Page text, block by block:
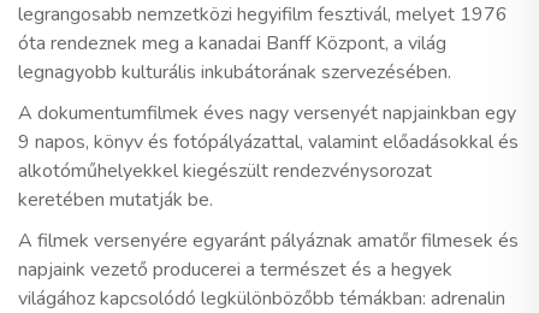
legrangosabb nemzetközi hegyifilm fesztivál, melyet 1976
óta rendeznek meg a kanadai Banff Központ, a világ
legnagyobb kulturális inkubátorának szervezésében.
A dokumentumfilmek éves nagy versenyét napjainkban egy
9 napos, könyv és fotópályázattal, valamint előadásokkal és
alkotóműhelyekkel kiegészült rendezvénysorozat
keretében mutatják be.
A filmek versenyére egyaránt pályáznak amatőr filmesek és
napjaink vezető producerei a természet és a hegyek
világához kapcsolódó legkülönbözőbb témákban: adrenalin